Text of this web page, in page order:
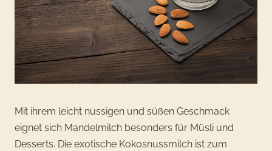
Mit ihrem leicht nussigen und süßen Geschmack
eignet sich Mandelmilch besonders für Müsli und
Desserts. Die exotische Kokosnussmilch ist zum